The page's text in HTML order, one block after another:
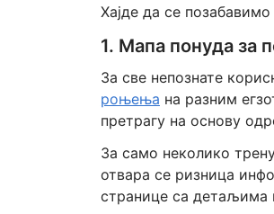
Хајде да се
1. Мапа понуда за
За све непознате
роњења на разним
претрагу на основу
За само неколико
отвара се ризница
странице са детаљима